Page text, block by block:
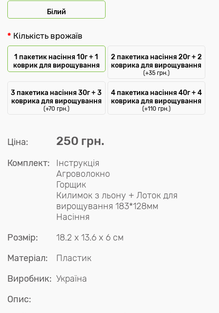
Білий
Кількість врожаїв
1 пакетик насіння 10г + 1
коврик для вирощування
2 пакетика насіння 20г + 2
коврика для вирощування
(+35 грн.)
3 пакетика насіння 30г + 3
коврика для вирощування
(+70 грн.)
4 пакетика насіння 40г + 4
коврика для вирощування
(+110 грн.)
Ціна: 250 грн.
Комплект:
Інструкція
Агроволокно
Горщик
Килимок з льону + Лоток для
вирощування 183*128мм
Насіння
Розмір:
18.2 x 13.6 x 6 см
Матеріал:
Пластик
Виробник: Україна
Опис: